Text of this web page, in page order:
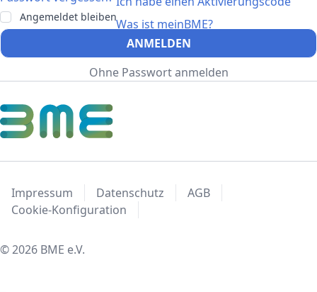
Was ist meinBME?
Angemeldet bleiben
ANMELDEN
Ohne Passwort anmelden
Impressum Datenschutz
AGB
Cookie-Konfiguration
© 2026 BME e.V.